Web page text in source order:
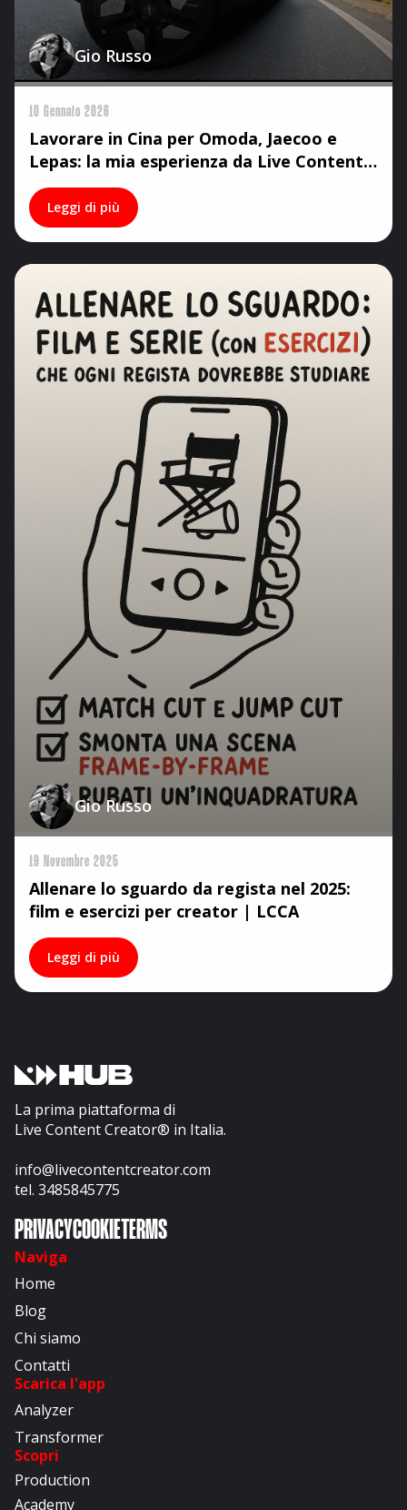
Gio Russo
10 Gennaio 2026
Lavorare in Cina per Omoda, Jaecoo e
Lepas: la mia esperienza da Live Content
Creator
Leggi di più
Gio Russo
19 Novembre 2025
Allenare lo sguardo da regista nel 2025:
film e esercizi per creator | LCCA
Leggi di più
La prima piattaforma di
Live Content Creator® in Italia.
info@livecontentcreator.com
tel. 3485845775
PRIVACYCOOKIETERMS
Naviga
Home
Blog
Chi siamo
Contatti
Scarica l'app
Analyzer
Transformer
Scopri
Production
Academy